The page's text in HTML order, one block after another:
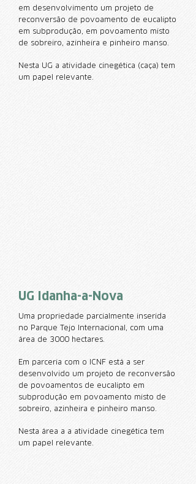
em desenvolvimento um projeto de
reconversão de povoamento de eucalipto
em subprodução, em povoamento misto
de sobreiro, azinheira e pinheiro manso.
Nesta UG a atividade cinegética (caça) tem
um papel relevante.
UG Idanha-a-Nova
Uma propriedade parcialmente inserida
no Parque Tejo Internacional, com uma
área de 3000 hectares.
Em parceria com o ICNF está a ser
desenvolvido um projeto de reconversão
de povoamentos de eucalipto em
subprodução em povoamento misto de
sobreiro, azinheira e pinheiro manso.
Nesta área a a atividade cinegética tem
um papel relevante.